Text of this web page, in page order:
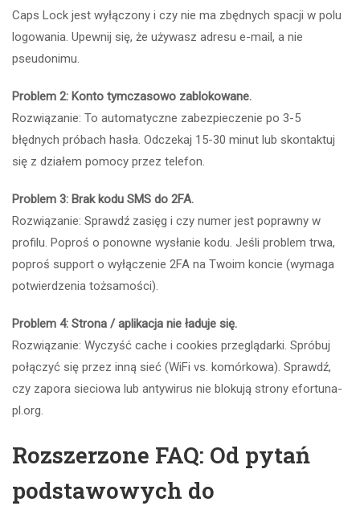
Caps Lock jest wyłączony i czy nie ma zbędnych spacji w polu
logowania. Upewnij się, że używasz adresu e-mail, a nie
pseudonimu.
Problem 2: Konto tymczasowo zablokowane.
Rozwiązanie: To automatyczne zabezpieczenie po 3-5
błędnych próbach hasła. Odczekaj 15-30 minut lub skontaktuj
się z działem pomocy przez telefon.
Problem 3: Brak kodu SMS do 2FA.
Rozwiązanie: Sprawdź zasięg i czy numer jest poprawny w
profilu. Poproś o ponowne wysłanie kodu. Jeśli problem trwa,
poproś support o wyłączenie 2FA na Twoim koncie (wymaga
potwierdzenia tożsamości).
Problem 4: Strona / aplikacja nie ładuje się.
Rozwiązanie: Wyczyść cache i cookies przeglądarki. Spróbuj
połączyć się przez inną sieć (WiFi vs. komórkowa). Sprawdź,
czy zapora sieciowa lub antywirus nie blokują strony efortuna-
pl.org.
Rozszerzone FAQ: Od pytań
podstawowych do